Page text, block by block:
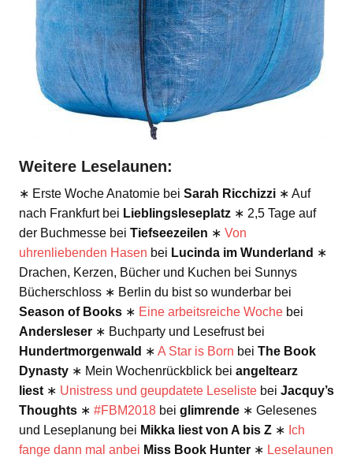
Weitere Leselaunen:
∗ Erste Woche Anatomie bei Sarah Ricchizzi ∗ Auf
nach Frankfurt bei Lieblingsleseplatz ∗ 2,5 Tage auf
der Buchmesse bei Tiefseezeilen ∗ Von
uhrenliebenden Hasen bei Lucinda im Wunderland ∗
Drachen, Kerzen, Bücher und Kuchen bei Sunnys
Bücherschloss ∗ Berlin du bist so wunderbar bei
Season of Books ∗ Eine arbeitsreiche Woche bei
Andersleser ∗ Buchparty und Lesefrust bei
Hundertmorgenwald ∗ A Star is Born bei The Book
Dynasty ∗ Mein Wochenrückblick bei angeltearz
liest ∗ Unistress und geupdatete Leseliste bei Jacquy’s
Thoughts ∗ #FBM2018 bei glimrende ∗ Gelesenes
und Leseplanung bei Mikka liest von A bis Z ∗ Ich
fange dann mal anbei Miss Book Hunter ∗ Leselaunen